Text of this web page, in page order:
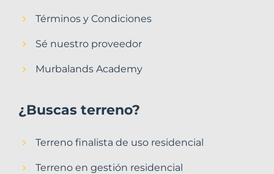
Términos y Condiciones
Sé nuestro proveedor
Murbalands Academy
¿Buscas terreno?
Terreno finalista de uso residencial
Terreno en gestión residencial